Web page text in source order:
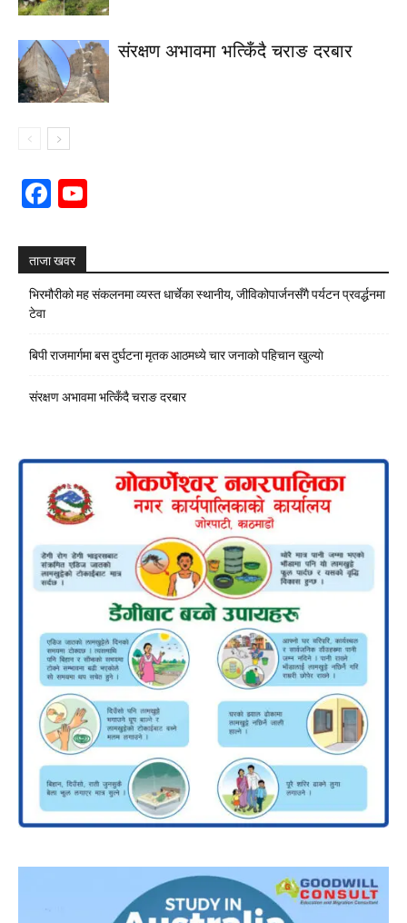
संरक्षण अभावमा भत्किँदै चराङ दरबार
Facebook
ताजा खवर
भिरमौरीको मह संकलनमा व्यस्त धार्चेका स्थानीय, जीविकोपार्जनसँगै पर्यटन प्रवर्द्धनमा
टेवा
बिपी राजमार्गमा बस दुर्घटना मृतक आठमध्ये चार जनाको पहिचान खुल्याे
संरक्षण अभावमा भत्किँदै चराङ दरबार